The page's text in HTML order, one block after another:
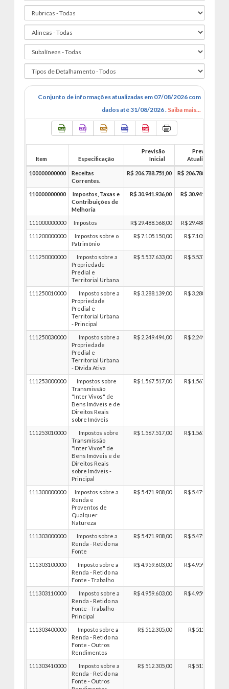
Conjunto de informações atualizadas em 07/08/2026 com
dados até 31/08/2026 . Saiba mais...
Item Especificação
Previsão
Inicial
Previsão
Atualizada
100000000000
Receitas
Correntes.
R$ 206.788.751,00 R$ 206.788.751,00
110000000000
Impostos, Taxas e
Contribuições de
Melhoria
R$ 30.941.936,00 R$ 30.941.936,00
111000000000 Impostos R$ 29.488.568,00
R$ 29.488.568,00
111200000000
Impostos sobre o
Patrimônio
R$ 7.105.150,00 R$ 7.105.150,00
111250000000
Imposto sobre a
Propriedade
Predial e
Territorial Urbana
R$ 5.537.633,00 R$ 5.537.633,00
111250010000
Imposto sobre a
Propriedade
Predial e
Territorial Urbana
- Principal
R$ 3.288.139,00 R$ 3.288.139,00
111250030000
Imposto sobre a
Propriedade
Predial e
Territorial Urbana
- Dívida Ativa
R$ 2.249.494,00 R$ 2.249.494,00
111253000000
Impostos sobre
Transmissão
"Inter Vivos" de
Bens Imóveis e de
Direitos Reais
sobre Imóveis
R$ 1.567.517,00 R$ 1.567.517,00
111253010000
Impostos sobre
Transmissão
"Inter Vivos" de
Bens Imóveis e de
Direitos Reais
sobre Imóveis -
Principal
R$ 1.567.517,00 R$ 1.567.517,00
111300000000
Impostos sobre a
Renda e
Proventos de
Qualquer
Natureza
R$ 5.471.908,00 R$ 5.471.908,00
111303000000
Imposto sobre a
Renda - Retido na
Fonte
R$ 5.471.908,00 R$ 5.471.908,00
111303100000
Imposto sobre a
Renda - Retido na
Fonte - Trabalho
R$ 4.959.603,00 R$ 4.959.603,00
111303110000
Imposto sobre a
Renda - Retido na
Fonte - Trabalho -
Principal
R$ 4.959.603,00 R$ 4.959.603,00
111303400000
Imposto sobre a
Renda - Retido na
Fonte - Outros
Rendimentos
R$ 512.305,00 R$ 512.305,00
111303410000
Imposto sobre a
Renda - Retido na
Fonte - Outros
R$ 512.305,00 R$ 512.305,00